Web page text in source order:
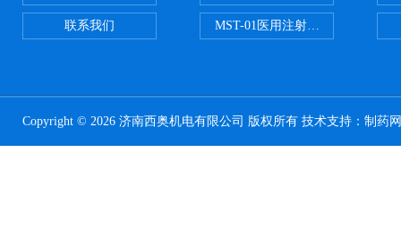
联系我们 MST-01医用注射器测试仪
Copyright © 2026 济南西奥机电有限公司 版权所有 技术支持： 制药网